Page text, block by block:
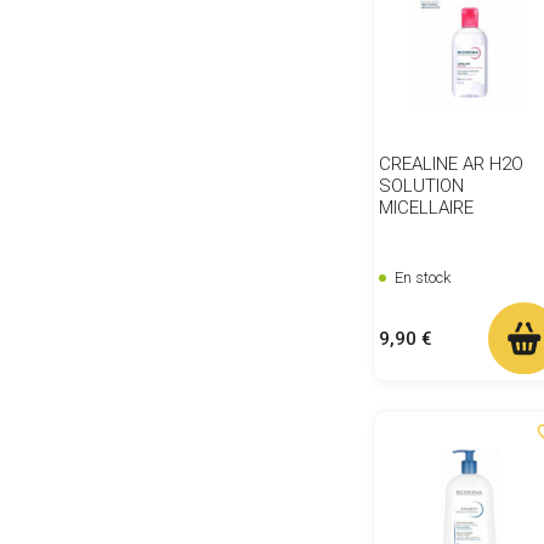
CREALINE AR H2O
SOLUTION
MICELLAIRE
En stock
Prix
9,90 €